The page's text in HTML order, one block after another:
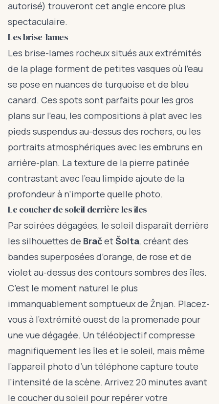
autorisé) trouveront cet angle encore plus
spectaculaire.
Les brise-lames
Les brise-lames rocheux situés aux extrémités
de la plage forment de petites vasques où l’eau
se pose en nuances de turquoise et de bleu
canard. Ces spots sont parfaits pour les gros
plans sur l’eau, les compositions à plat avec les
pieds suspendus au-dessus des rochers, ou les
portraits atmosphériques avec les embruns en
arrière-plan. La texture de la pierre patinée
contrastant avec l’eau limpide ajoute de la
profondeur à n’importe quelle photo.
Le coucher de soleil derrière les îles
Par soirées dégagées, le soleil disparaît derrière
les silhouettes de BračetŠolta, créant des
bandes superposées d’orange, de rose et de
violet au-dessus des contours sombres des îles.
C’est le moment naturel le plus
immanquablement somptueux de Žnjan. Placez-
vous à l’extrémité ouest de la promenade pour
une vue dégagée. Un téléobjectif compresse
magnifiquement les îles et le soleil, mais même
l’appareil photo d’un téléphone capture toute
l’intensité de la scène. Arrivez 20 minutes avant
le coucher du soleil pour repérer votre